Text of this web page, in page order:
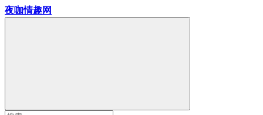
夜咖情趣网